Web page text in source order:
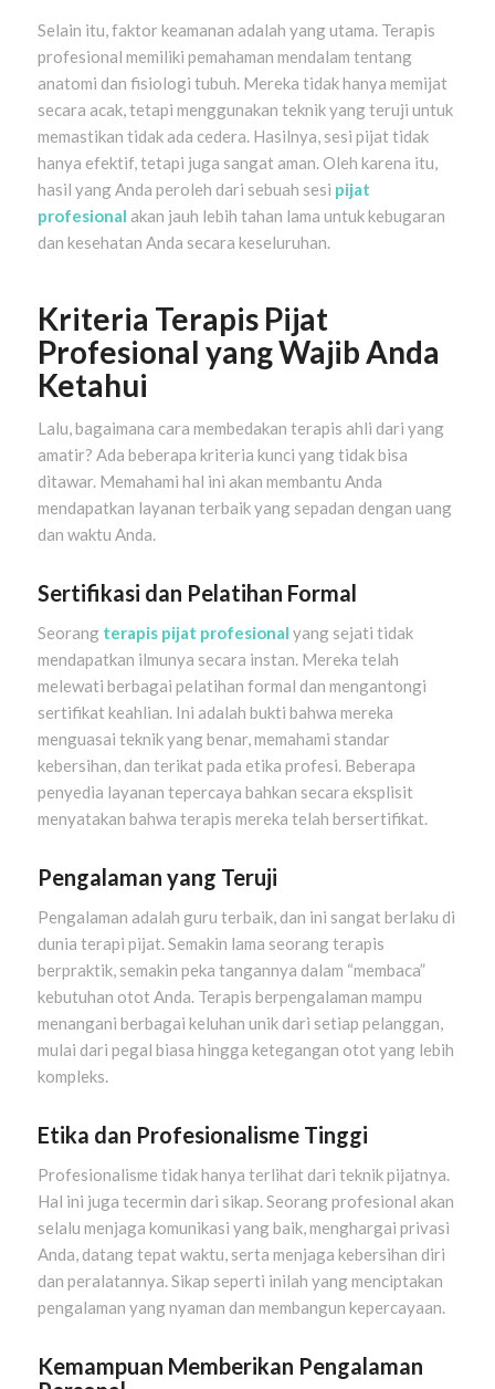
Selain itu, faktor keamanan adalah yang utama. Terapis
profesional memiliki pemahaman mendalam tentang
anatomi dan fisiologi tubuh. Mereka tidak hanya memijat
secara acak, tetapi menggunakan teknik yang teruji untuk
memastikan tidak ada cedera. Hasilnya, sesi pijat tidak
hanya efektif, tetapi juga sangat aman. Oleh karena itu,
hasil yang Anda peroleh dari sebuah sesi pijat
profesional akan jauh lebih tahan lama untuk kebugaran
dan kesehatan Anda secara keseluruhan.
Kriteria Terapis Pijat
Profesional yang Wajib Anda
Ketahui
Lalu, bagaimana cara membedakan terapis ahli dari yang
amatir? Ada beberapa kriteria kunci yang tidak bisa
ditawar. Memahami hal ini akan membantu Anda
mendapatkan layanan terbaik yang sepadan dengan uang
dan waktu Anda.
Sertifikasi dan Pelatihan Formal
Seorang terapis pijat profesional yang sejati tidak
mendapatkan ilmunya secara instan. Mereka telah
melewati berbagai pelatihan formal dan mengantongi
sertifikat keahlian. Ini adalah bukti bahwa mereka
menguasai teknik yang benar, memahami standar
kebersihan, dan terikat pada etika profesi. Beberapa
penyedia layanan tepercaya bahkan secara eksplisit
menyatakan bahwa terapis mereka telah bersertifikat.
Pengalaman yang Teruji
Pengalaman adalah guru terbaik, dan ini sangat berlaku di
dunia terapi pijat. Semakin lama seorang terapis
berpraktik, semakin peka tangannya dalam “membaca”
kebutuhan otot Anda. Terapis berpengalaman mampu
menangani berbagai keluhan unik dari setiap pelanggan,
mulai dari pegal biasa hingga ketegangan otot yang lebih
kompleks.
Etika dan Profesionalisme Tinggi
Profesionalisme tidak hanya terlihat dari teknik pijatnya.
Hal ini juga tecermin dari sikap. Seorang profesional akan
selalu menjaga komunikasi yang baik, menghargai privasi
Anda, datang tepat waktu, serta menjaga kebersihan diri
dan peralatannya. Sikap seperti inilah yang menciptakan
pengalaman yang nyaman dan membangun kepercayaan.
Kemampuan Memberikan Pengalaman